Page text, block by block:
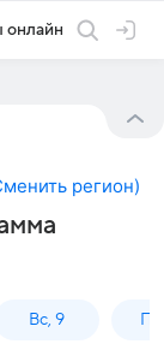
регион)
Вс, 9